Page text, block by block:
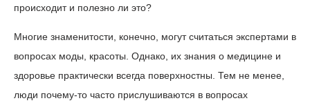
происходит и полезно ли это?
Многие знаменитости, конечно, могут считаться экспертами в
вопросах моды, красоты. Однако, их знания о медицине и
здоровье практически всегда поверхностны. Тем не менее,
люди почему-то часто прислушиваются в вопросах